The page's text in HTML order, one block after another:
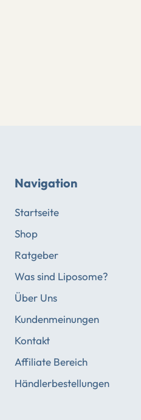
Navigation
Startseite
Shop
Ratgeber
Was sind Liposome?
Über Uns
Kundenmeinungen
Kontakt
Affiliate Bereich
Händlerbestellungen